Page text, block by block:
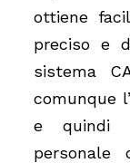
ottiene
preciso e
sistema
comunque
e quindi
personale